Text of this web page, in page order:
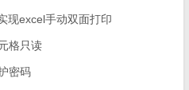
现excel手动双面打印
格只读
密码